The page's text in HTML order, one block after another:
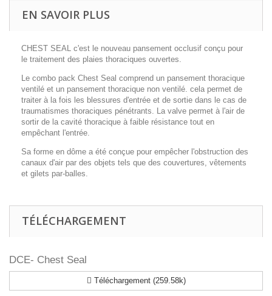
EN SAVOIR PLUS
CHEST SEAL c'est le nouveau pansement occlusif conçu pour
le traitement des plaies thoraciques ouvertes.
Le combo pack Chest Seal comprend un pansement thoracique
ventilé et un pansement thoracique non ventilé. cela permet de
traiter à la fois les blessures d'entrée et de sortie dans le cas de
traumatismes thoraciques pénétrants. La valve permet à l'air de
sortir de la cavité thoracique à faible résistance tout en
empêchant l'entrée.
Sa forme en dôme a été conçue pour empêcher l'obstruction des
canaux d'air par des objets tels que des couvertures, vêtements
et gilets par-balles.
TÉLÉCHARGEMENT
DCE- Chest Seal
Téléchargement (259.58k)